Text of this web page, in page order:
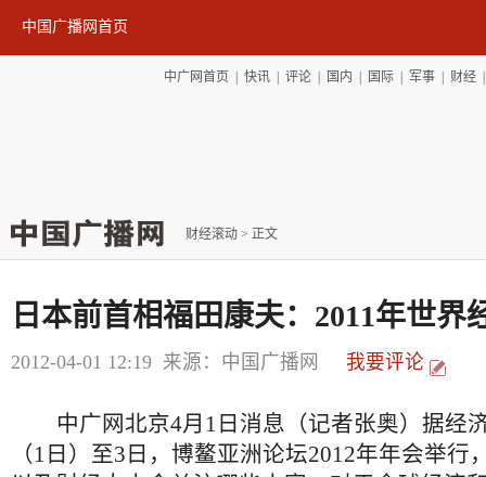
中国广播网首页
中广网首页 |快讯 |评论 国内 国际 军事 财经
财经滚动 > 正文
日本前首相福田康夫：2011年世界
2012-04-01 12:19 来源：中国广播网 我要评论
中广网北京4月1日消息（记者张奥）据经
（1日）至3日，博鳌亚洲论坛2012年年会举行